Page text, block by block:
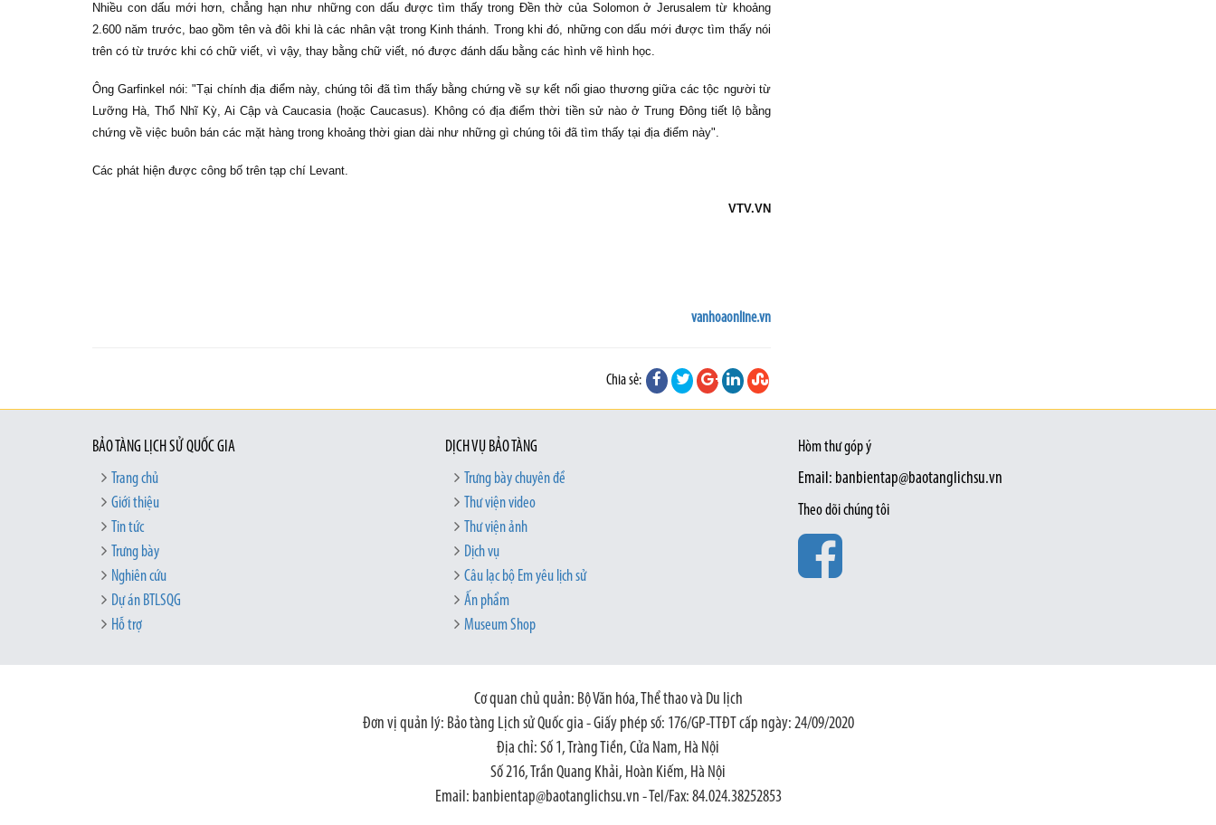
Nhiều con dấu mới hơn, chẳng hạn như những con dấu được tìm thấy trong Đền thờ của Solomon ở Jerusalem từ khoảng
2.600 năm trước, bao gồm tên và đôi khi là các nhân vật trong Kinh thánh. Trong khi đó, những con dấu mới được tìm thấy nói
trên có từ trước khi có chữ viết, vì vậy, thay bằng chữ viết, nó được đánh dấu bằng các hình vẽ hình học.
Ông Garfinkel nói: "Tại chính địa điểm này, chúng tôi đã tìm thấy bằng chứng về sự kết nối giao thương giữa các tộc người từ
Lưỡng Hà, Thổ Nhĩ Kỳ, Ai Cập và Caucasia (hoặc Caucasus). Không có địa điểm thời tiền sử nào ở Trung Đông tiết lộ bằng
chứng về việc buôn bán các mặt hàng trong khoảng thời gian dài như những gì chúng tôi đã tìm thấy tại địa điểm này".
Các phát hiện được công bố trên tạp chí Levant.
VTV.VN
vanhoaonline.vn
Chia sẻ:
BẢO TÀNG LỊCH SỬ QUỐC GIA
Trang chủ
Giới thiệu
Tin tức
Trưng bày
Nghiên cứu
Dự án BTLSQG
Hỗ trợ
DỊCH VỤ BẢO TÀNG
Trưng bày chuyên đề
Thư viện video
Thư viện ảnh
Dịch vụ
Câu lạc bộ Em yêu lịch sử
Ấn phẩm
Museum Shop
Hòm thư góp ý
Email: banbientap@baotanglichsu.vn
Theo dõi chúng tôi
Cơ quan chủ quản: Bộ Văn hóa, Thể thao và Du lịch
Đơn vị quản lý: Bảo tàng Lịch sử Quốc gia - Giấy phép số: 176/GP-TTĐT cấp ngày: 24/09/2020
Địa chỉ: Số 1, Tràng Tiền, Cửa Nam, Hà Nội
Số 216, Trần Quang Khải, Hoàn Kiếm, Hà Nội
Email: banbientap@baotanglichsu.vn - Tel/Fax: 84.024.38252853